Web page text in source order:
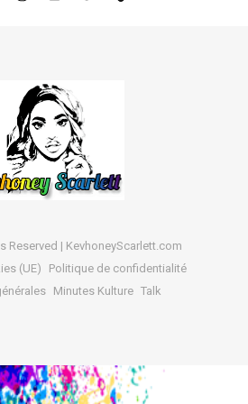
Reserved | KevhoneyScarlett.com
(UE)
Politique de confidentialité
Minutes Kulture Talk